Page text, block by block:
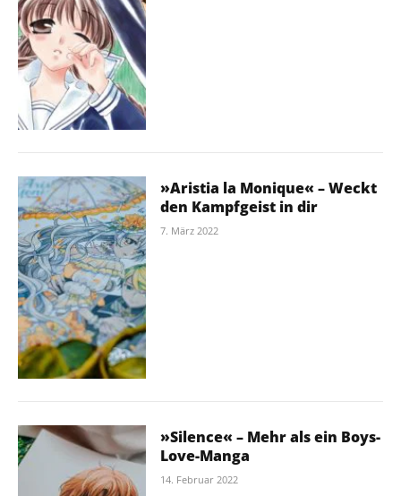
»Aristia la Monique« – Weckt
den Kampfgeist in dir
7. März 2022
»Silence« – Mehr als ein Boys-
Love-Manga
14. Februar 2022